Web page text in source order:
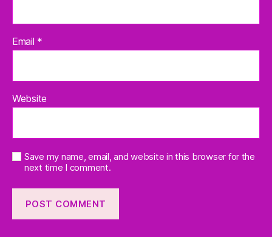
Email *
Website
Save my name, email, and website in this browser for the
next time I comment.